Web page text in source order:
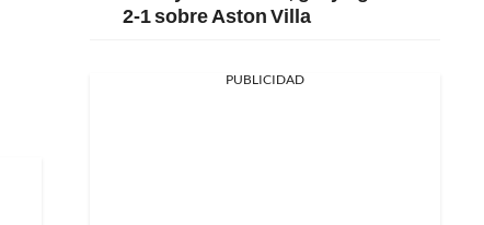
2-1 sobre Aston Villa
PUBLICIDAD